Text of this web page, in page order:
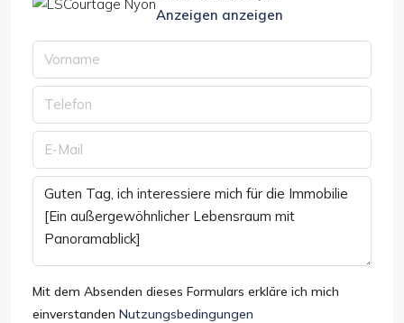
Anzeigen anzeigen
Mit dem Absenden dieses Formulars erkläre ich mich
einverstanden Nutzungsbedingungen